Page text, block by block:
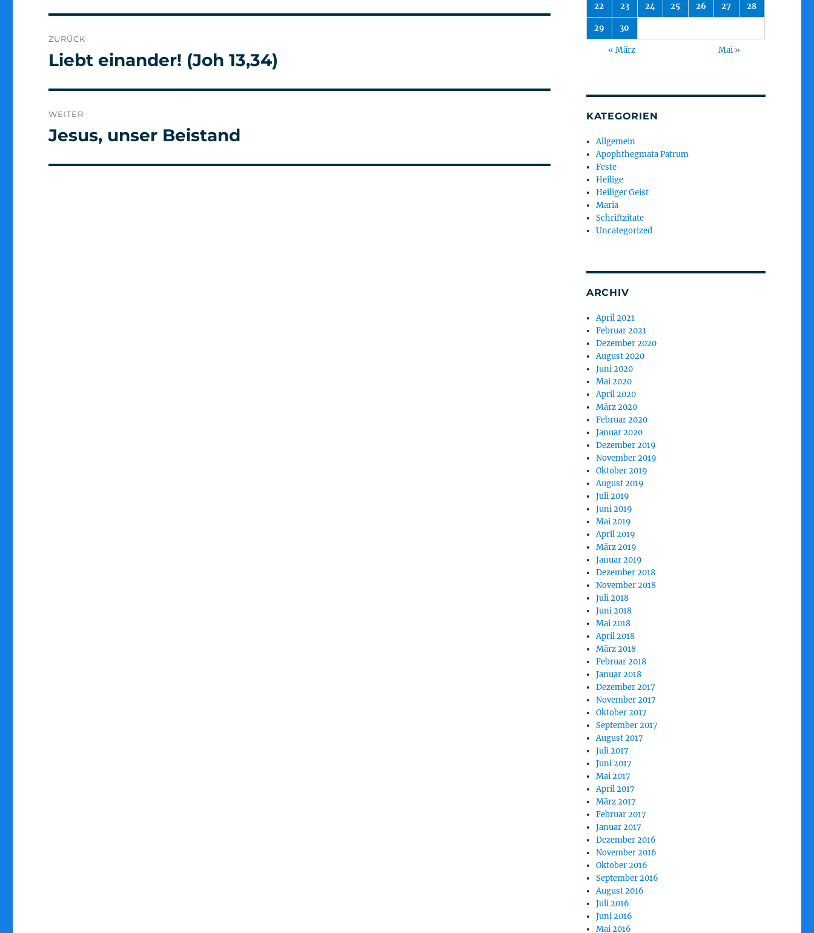
ZURÜCK
Vorheriger
Liebt einander! (Joh 13,34)
WEITER
Nächster
Jesus, unser Beistand
22 23 24 25 26 27 28
29 30
« März Mai »
KATEGORIEN
Allgemein
Apophthegmata Patrum
Feste
Heilige
Heiliger Geist
Maria
Schriftzitate
Uncategorized
ARCHIV
April 2021
Februar 2021
Dezember 2020
August 2020
Juni 2020
Mai 2020
April 2020
März 2020
Februar 2020
Januar 2020
Dezember 2019
November 2019
Oktober 2019
August 2019
Juli 2019
Juni 2019
Mai 2019
April 2019
März 2019
Januar 2019
Dezember 2018
November 2018
Juli 2018
Juni 2018
Mai 2018
April 2018
März 2018
Februar 2018
Januar 2018
Dezember 2017
November 2017
Oktober 2017
September 2017
August 2017
Juli 2017
Juni 2017
Mai 2017
April 2017
März 2017
Februar 2017
Januar 2017
Dezember 2016
November 2016
Oktober 2016
September 2016
August 2016
Juli 2016
Juni 2016
Mai 2016